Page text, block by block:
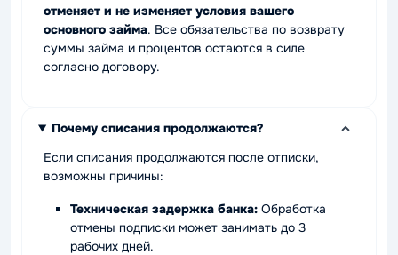
отменяет и не изменяет условия вашего
основного займа. Все обязательства по возврату
суммы займа и процентов остаются в силе
согласно договору.
Почему списания продолжаются?
Если списания продолжаются после отписки,
возможны причины:
Техническая задержка банка: Обработка
отмены подписки может занимать до 3
рабочих дней.